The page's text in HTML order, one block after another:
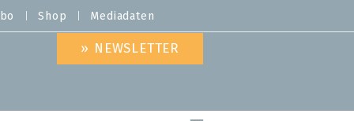
Shop Mediadaten
» NEWSLETTER